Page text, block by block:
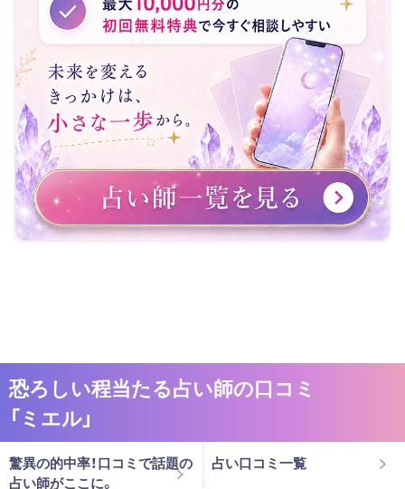
恐ろしい程当たる占い師の口コミ
「ミエル」
驚異の的中率！口コミで話題の
占い師がここに。
占い口コミ一覧